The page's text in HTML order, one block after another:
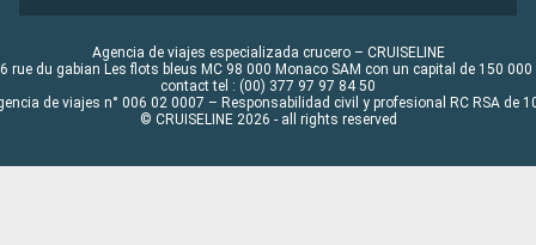
Agencia de viajes especializada crucero – CRUISELINE
rue du gabian Les flots bleus MC 98 000 Monaco SAM con un capital de 150 000
contact tel : (00) 377 97 97 84 50
de viajes n° 006 02 0007 – Responsabilidad civil y profesional RC RSA de
© CRUISELINE 2026 - all rights reserved